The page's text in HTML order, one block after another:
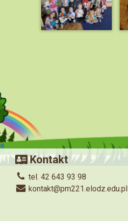
Kontakt
tel. 42 643 93 98
kontakt@pm221.elodz.edu.pl